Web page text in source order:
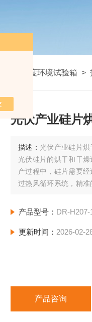
温湿度环境试验箱 >
光伏产业硅片
描述：光伏产业硅片
光伏硅片的烘干和干
产过程中，硅片需要
过热风循环系统，精准
产品型号： DR-H207-
更新时间： 2026-02-
产品咨询